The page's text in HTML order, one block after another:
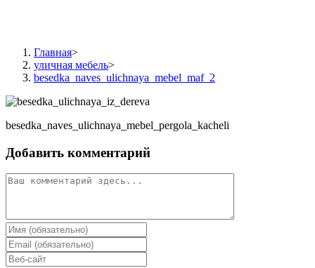
Главная>
уличная мебель>
besedka_naves_ulichnaya_mebel_maf_2
besedka_naves_ulichnaya_mebel_pergola_kacheli
Добавить комментарий
Комментарий
Введите
свое
имя
Введите
свой
Введите